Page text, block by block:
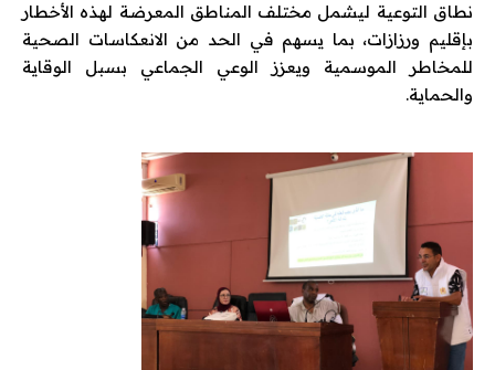
نطاق التوعية ليشمل مختلف المناطق المعرضة لهذه الأخطار
بإقليم ورزازات، بما يسهم في الحد من الانعكاسات الصحية
للمخاطر الموسمية ويعزز الوعي الجماعي بسبل الوقاية
والحماية.